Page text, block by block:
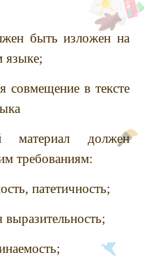
изложен на
языке;
в тексте
материал должен
требованиям:
патетичность;